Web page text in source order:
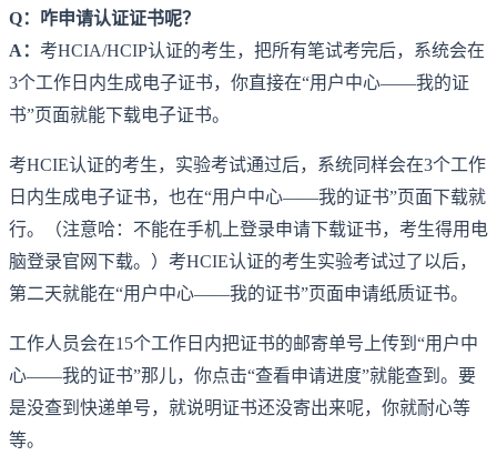
Q：咋申请认证证书呢？
A： 考HCIA/HCIP认证的考生，把所有笔试考完后，系统会在
3个工作日内生成电子证书，你直接在“用户中心——我的证
书”页面就能下载电子证书。
考HCIE认证的考生，实验考试通过后，系统同样会在3个工作
日内生成电子证书，也在“用户中心——我的证书”页面下载就
行。（注意哈：不能在手机上登录申请下载证书，考生得用电
脑登录官网下载。）考HCIE认证的考生实验考试过了以后，
第二天就能在“用户中心——我的证书”页面申请纸质证书。
工作人员会在15个工作日内把证书的邮寄单号上传到“用户中
心——我的证书”那儿，你点击“查看申请进度”就能查到。要
是没查到快递单号，就说明证书还没寄出来呢，你就耐心等
等。